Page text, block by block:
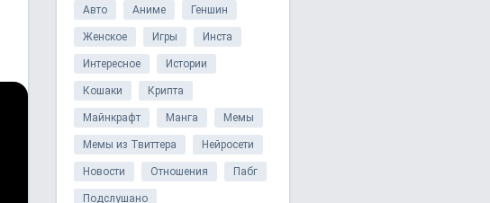
Авто Аниме Геншин
Женское Игры Инста
Интересное Истории
Кошаки Крипта
Майнкрафт Манга Мемы
Мемы из Твиттера Нейросети
Новости Отношения Пабг
Подслушано